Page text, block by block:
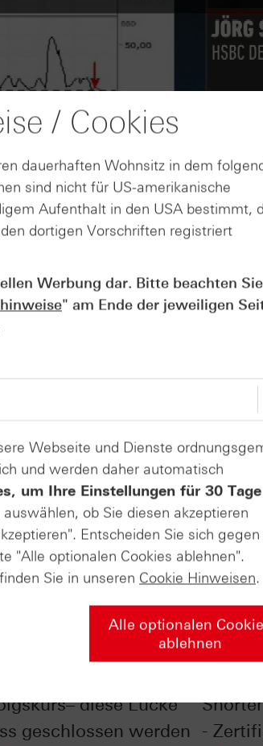
der DAX® in
- ntv Zertifikate
diese Lücke
geschlossen werden
-
/ Cookies
dauerhaften Wohnsitz in dem
sind nicht für US-amerikanische
Aufenthalt in den USA bestimmt,
dortigen Vorschriften registriert
Werbung dar. Bitte beachten Sie
" am Ende der jeweiligen
Webseite und Dienste
und werden daher automatisch
um Ihre Einstellungen für 30
ob Sie diesen akzeptieren
Entscheiden Sie sich gegen
"Alle optionalen Cookies ablehnen".
Sie in unseren Cookie Hinweisen.
Alle optionalen
ablehnen